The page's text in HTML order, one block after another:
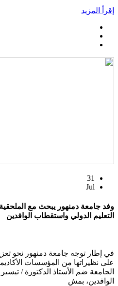
إقرأ المزيد
31
Jul
وفد جامعة دمنهور يبحث مع الملحقية
التعليم الدولي واستقطاب الوافدين
في إطار توجه جامعة دمنهور نحو
على نظيراتها من المؤسسات
الجامعة ضم الأستاذ الدكتورة /
الوافدين، بمش